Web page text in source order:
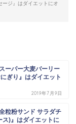
ージ』はダイエットにオ
ーパー大麦バーリー
ぎり』はダイエット
2019年7月9日
粒粉サンド サラダチ
ス)』はダイエットに